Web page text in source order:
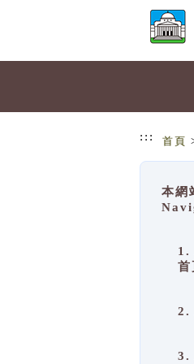
::: 首頁
本網
1.
首
2.
3.